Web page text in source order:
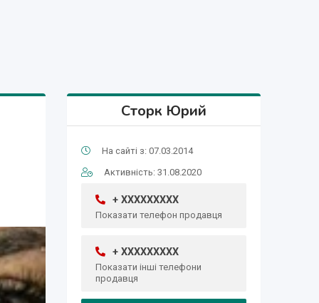
Сторк Юрий
На сайті з: 07.03.2014
Активність: 31.08.2020
+ XXXXXXXXX
Показати телефон продавця
+ XXXXXXXXX
Показати інші телефони
продавця